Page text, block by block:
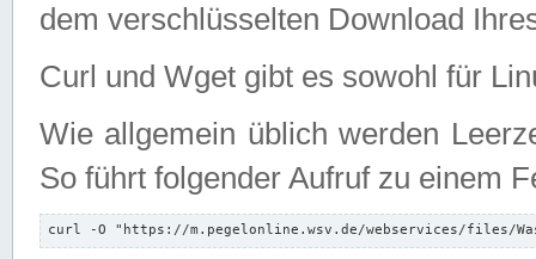
dem verschlüsselten Download
Curl und Wget gibt es sowohl für
Wie allgemein üblich werden
So führt folgender Aufruf zu einem
curl -O "https://m.pegelonline.wsv.de/webservices/files/